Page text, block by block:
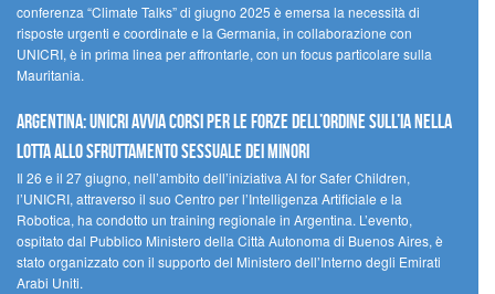
conferenza “Climate Talks” di giugno 2025 è emersa la necessità di
risposte urgenti e coordinate e la Germania, in collaborazione con
UNICRI, è in prima linea per affrontarle, con un focus particolare sulla
Mauritania.
Argentina: UNICRI avvia corsi per le forze dell’ordine sull’IA nella
lotta allo sfruttamento sessuale dei minori
Il 26 e il 27 giugno, nell’ambito dell’iniziativa AI for Safer Children,
l’UNICRI, attraverso il suo Centro per l’Intelligenza Artificiale e la
Robotica, ha condotto un training regionale in Argentina. L’evento,
ospitato dal Pubblico Ministero della Città Autonoma di Buenos Aires, è
stato organizzato con il supporto del Ministero dell’Interno degli Emirati
Arabi Uniti.